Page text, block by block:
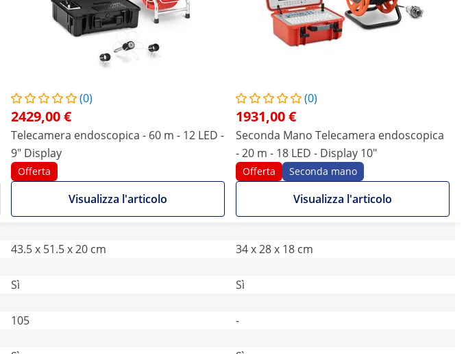
(0)
2429,00 €
Telecamera endoscopica - 60 m - 12 LED -
9" Display
Offerta
Visualizza l'articolo
(0)
1931,00 €
Seconda Mano Telecamera endoscopica
- 20 m - 18 LED - Display 10"
Offerta Seconda mano
Visualizza l'articolo
43.5 x 51.5 x 20 cm
34 x 28 x 18 cm
Sì
Sì
105
-